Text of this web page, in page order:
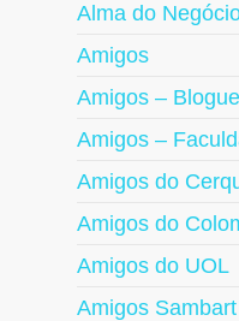
Alma do
Amigos
Amigos –
Amigos –
Amigos do
Amigos do
Amigos do UOL
Amigos Sambart